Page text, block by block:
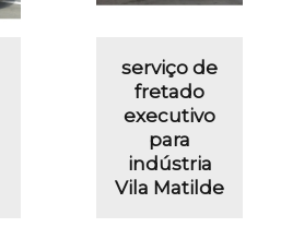
serviço de
fretado
executivo
para
indústria
Vila Matilde